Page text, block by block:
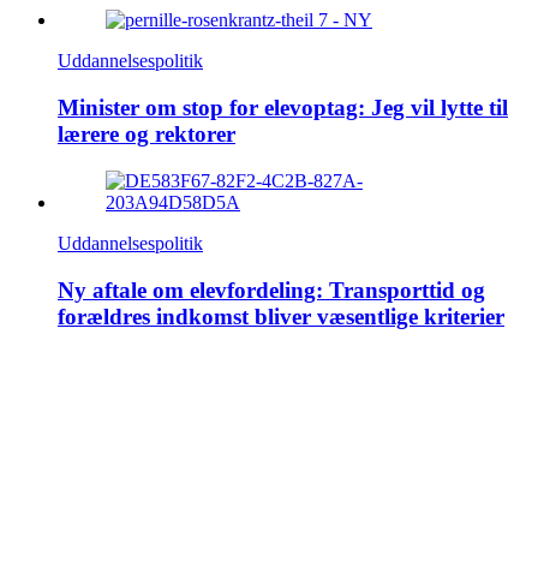
Uddannelsespolitik
Minister om stop for elevoptag: Jeg vil lytte til
lærere og rektorer
Uddannelsespolitik
Ny aftale om elevfordeling: Transporttid og
forældres indkomst bliver væsentlige kriterier